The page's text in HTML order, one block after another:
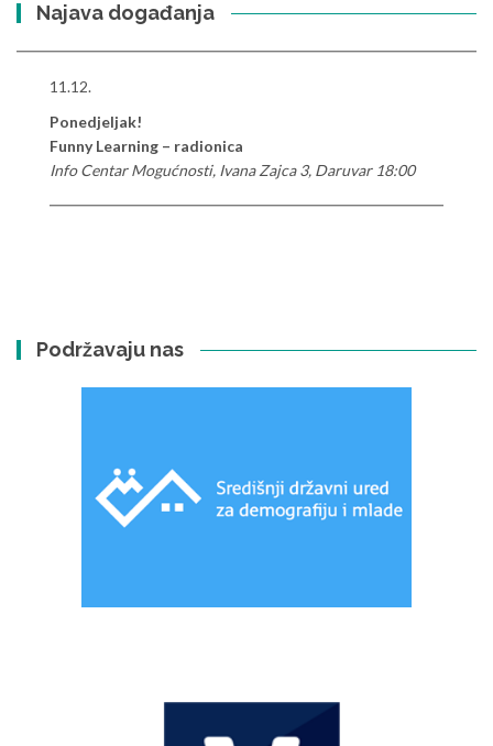
Najava događanja
11.12.
Ponedjeljak!
Funny Learning – radionica
Info Centar Mogućnosti, Ivana Zajca 3, Daruvar 18:00
Podržavaju nas